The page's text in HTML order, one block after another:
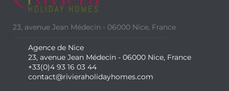
23, avenue Jean Médecin - 06000 Nice, France
Agence de Nice
23, avenue Jean Médecin - 06000 Nice, France
+33(0)4 93 16 03 44
contact@rivieraholidayhomes.com